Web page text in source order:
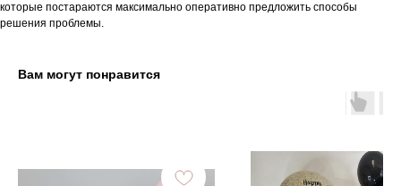
которые постараются максимально оперативно предложить способы
решения проблемы.
Вам могут понравится